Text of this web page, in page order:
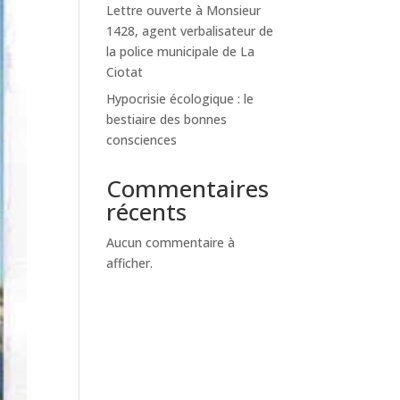
Lettre ouverte à Monsieur
1428, agent verbalisateur de
la police municipale de La
Ciotat
Hypocrisie écologique : le
bestiaire des bonnes
consciences
Commentaires
récents
Aucun commentaire à
afficher.